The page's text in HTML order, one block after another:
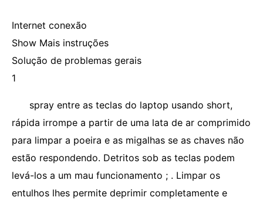
Internet conexão
Show Mais instruções
Solução de problemas gerais
1
spray entre as teclas do laptop usando short,
rápida irrompe a partir de uma lata de ar comprimido
para limpar a poeira e as migalhas se as chaves não
estão respondendo. Detritos sob as teclas podem
levá-los a um mau funcionamento ; . Limpar os
entulhos lhes permite deprimir completamente e